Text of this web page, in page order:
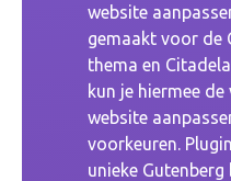
website
gemaakt voor de
thema en
kun je hiermee
website
voorkeuren.
unieke Gutenberg